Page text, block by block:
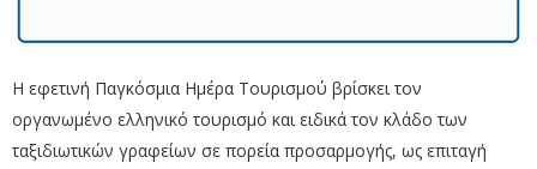
Η εφετινή Παγκόσμια Ημέρα Τουρισμού βρίσκει τον
οργανωμένο ελληνικό τουρισμό και ειδικά τον κλάδο των
ταξιδιωτικών γραφείων σε πορεία προσαρμογής, ως επιταγή